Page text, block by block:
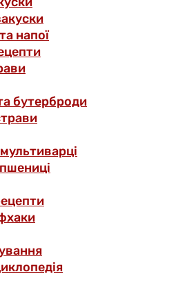
напої
бутерброди